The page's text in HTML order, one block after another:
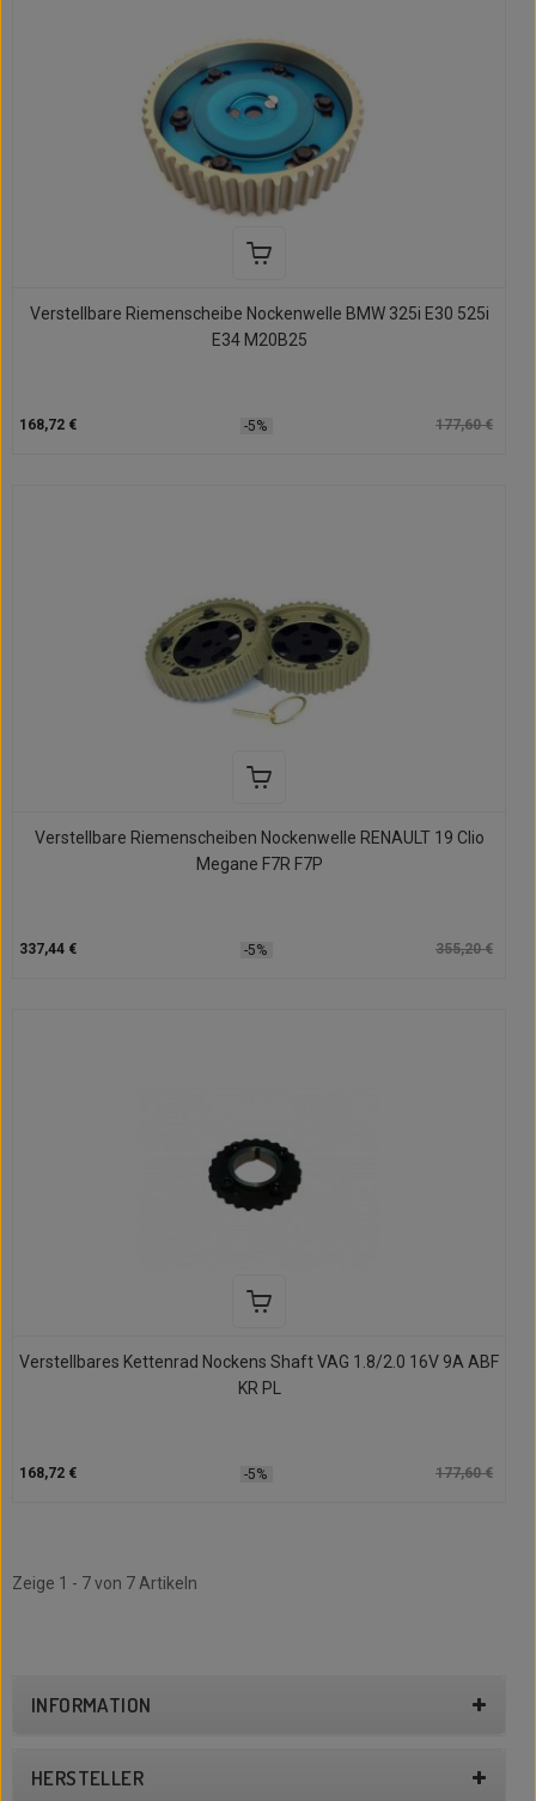
Verstellbare Riemenscheibe Nockenwelle BMW 325i E30 525i
E34 M20B25
168,72 € -5% 177,60 €
Verstellbare Riemenscheiben Nockenwelle RENAULT 19 Clio
Megane F7R F7P
337,44 € -5% 355,20 €
Verstellbares Kettenrad Nockens Shaft VAG 1.8/2.0 16V 9A ABF
KR PL
168,72 € -5% 177,60 €
Zeige 1 - 7 von 7 Artikeln
INFORMATION
HERSTELLER